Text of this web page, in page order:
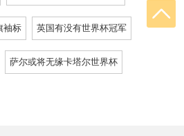
袖标 英国有没有世界杯冠军
萨尔或将无缘卡塔尔世界杯